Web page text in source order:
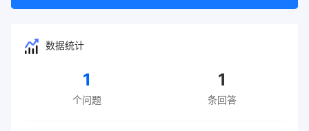
数据统计
1
个问题
1
条回答